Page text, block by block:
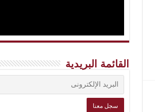
القائمة البريدية